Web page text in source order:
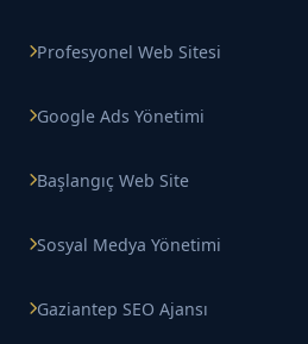
Profesyonel Web Sitesi
Google Ads Yönetimi
Başlangıç Web Site
Sosyal Medya Yönetimi
Gaziantep SEO Ajansı